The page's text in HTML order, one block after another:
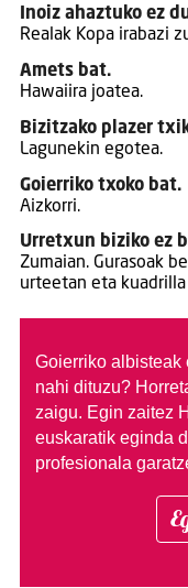
Inoiz ahaztuko ez
Realak Kopa irabazi
Amets bat.
Hawaiira joatea.
Bizitzako plazer
Lagunekin egotea.
Goierriko txoko bat.
Aizkorri.
Urretxun biziko ez
Zumaian. Gurasoak
urteetan eta
Goierriko albisteak
nahi dituzu?
zaigu. Egin zaitez
euskaratik eginda
profesionala